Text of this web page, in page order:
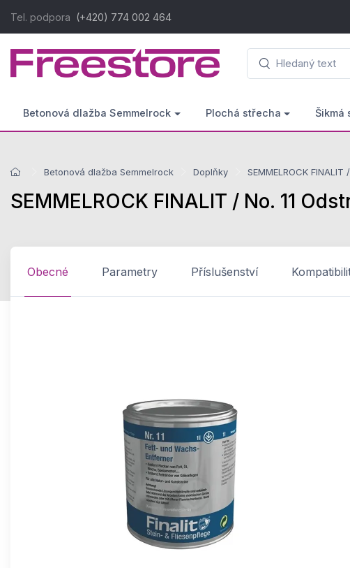
Tel. podpora (+420) 774 002 464
Betonová dlažba Semmelrock Plochá střecha Šikmá
Betonová dlažba Semmelrock Doplňky SEMMELROCK
SEMMELROCK FINALIT / No. 11
Obecné Parametry Příslušenství